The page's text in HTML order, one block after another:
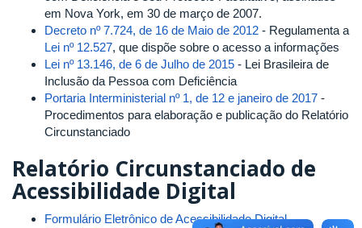
em Nova York, em 30 de março de 2007.
Decreto nº 7.724, de 16 de Maio de 2012 - Regulamenta a
Lei nº 12.527, que dispõe sobre o acesso a informações
Lei nº 13.146, de 6 de Julho de 2015 - Lei Brasileira de
Inclusão da Pessoa com Deficiência
Portaria Interministerial nº 1, de 12 e janeiro de 2017 -
Procedimentos para elaboração e publicação do Relatório
Circunstanciado
Relatório Circunstanciado de
Acessibilidade Digital
Formulário Eletrônico de Acessibilidade Digital